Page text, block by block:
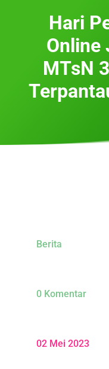
Hari
Online
MTsN
Berita
0 Komentar
02 Mei 2023